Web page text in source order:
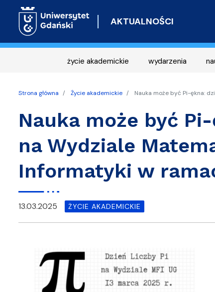
AKTUALNOŚCI
życie akademickie wydarzenia
Strona główna Życie akademickie Nauka może być Pi-ękna:
Nauka może być
na Wydziale
Informatyki w
13.03.2025 ŻYCIE AKADEMICKIE